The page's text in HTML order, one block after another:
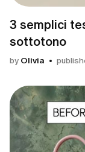
3 semplici
sottotono
by Olivia